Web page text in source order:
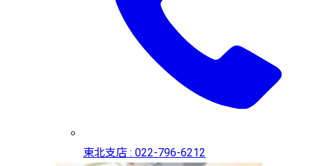
東北支店 : 022-796-6212